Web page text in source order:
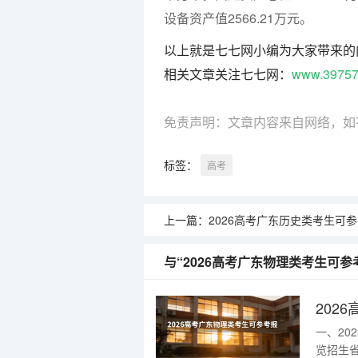
设备资产值2566.21万元。
以上就是七七网小编为大家带来
相关文章关注七七网：
免责声明：文章内容来自网络，
标签： 高考
上一篇： 2026高考广东历史类考生可参考报长江工程职业技术学
与“2026高考广东物理类考生可
一、
览招生